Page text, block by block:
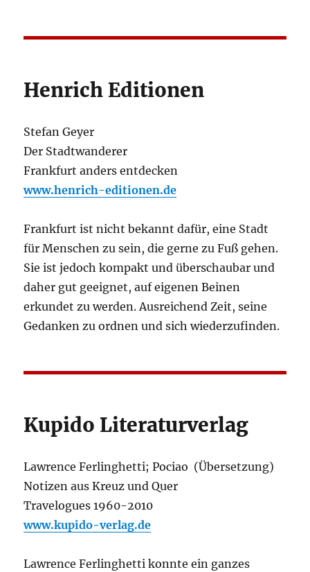
Henrich Editionen
Stefan Geyer
Der Stadtwanderer
Frankfurt anders entdecken
www.henrich-editionen.de
Frankfurt ist nicht bekannt dafür, eine Stadt
für Menschen zu sein, die gerne zu Fuß gehen.
Sie ist jedoch kompakt und überschaubar und
daher gut geeignet, auf eigenen Beinen
erkundet zu werden. Ausreichend Zeit, seine
Gedanken zu ordnen und sich wiederzufinden.
Kupido Literaturverlag
Lawrence Ferlinghetti; Pociao (Übersetzung)
Notizen aus Kreuz und Quer
Travelogues 1960-2010
www.kupido-verlag.de
Lawrence Ferlinghetti konnte ein ganzes